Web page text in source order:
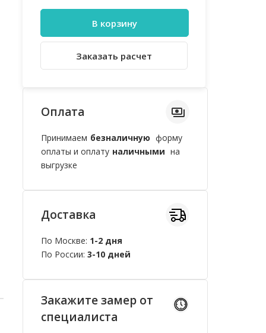
В корзину
Заказать расчет
Оплата
Принимаем безналичную форму
оплаты и оплату наличными на
выгрузке
Доставка
По Москве: 1-2 дня
По России: 3-10 дней
Закажите замер от
специалиста